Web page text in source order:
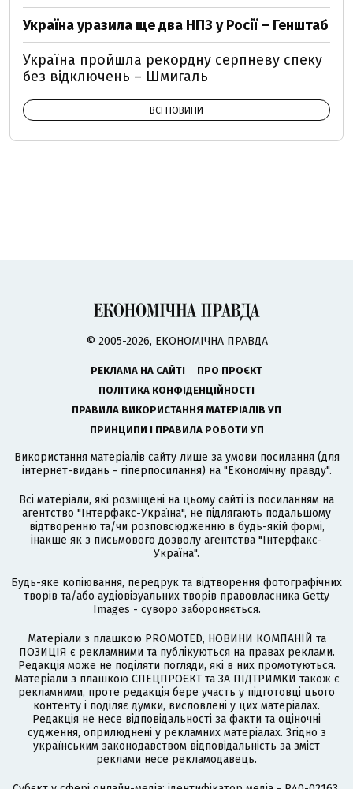
Україна уразила ще два НПЗ у Росії – Генштаб
Україна пройшла рекордну серпневу спеку
без відключень – Шмигаль
ВСІ НОВИНИ
© 2005-2026, ЕКОНОМІЧНА ПРАВДА
РЕКЛАМА НА САЙТІ
ПРО ПРОЄКТ
ПОЛІТИКА КОНФІДЕНЦІЙНОСТІ
ПРАВИЛА ВИКОРИСТАННЯ МАТЕРІАЛІВ УП
ПРИНЦИПИ І ПРАВИЛА РОБОТИ УП
Використання матеріалів сайту лише за умови посилання (для
інтернет-видань - гіперпосилання) на "Економічну правду".
Всі матеріали, які розміщені на цьому сайті із посиланням на
агентство "Інтерфакс-Україна", не підлягають подальшому
відтворенню та/чи розповсюдженню в будь-якій формі,
інакше як з письмового дозволу агентства "Інтерфакс-
Україна".
Будь-яке копіювання, передрук та відтворення фотографічних
творів та/або аудіовізуальних творів правовласника Getty
Images - суворо забороняється.
Матеріали з плашкою PROMOTED, НОВИНИ КОМПАНІЙ та
ПОЗИЦІЯ є рекламними та публікуються на правах реклами.
Редакція може не поділяти погляди, які в них промотуються.
Матеріали з плашкою СПЕЦПРОЄКТ та ЗА ПІДТРИМКИ також є
рекламними, проте редакція бере участь у підготовці цього
контенту і поділяє думки, висловлені у цих матеріалах.
Редакція не несе відповідальності за факти та оціночні
судження, оприлюднені у рекламних матеріалах. Згідно з
українським законодавством відповідальність за зміст
реклами несе рекламодавець.